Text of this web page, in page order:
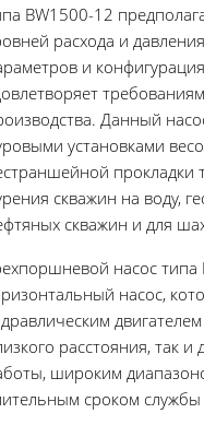
BW1500-12
расхода и
и
Данный
установками
прокладки
скважин на воду,
скважин и для
насос типа
насос,
расстояния, так
широким
сроком